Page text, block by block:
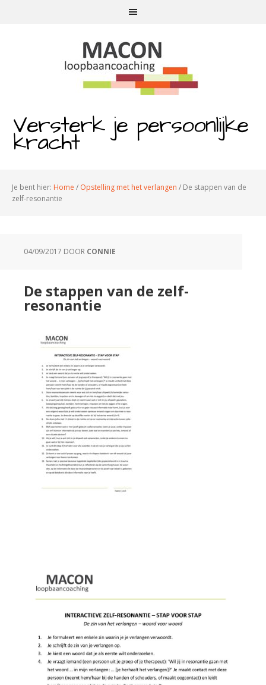
Versterk je persoonlijke
kracht
Je bent hier: Home / Opstelling met het verlangen / De stappen van de
zelf-resonantie
04/09/2017 DOOR CONNIE
De stappen van de zelf-
resonantie